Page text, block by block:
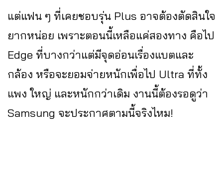
แต่แฟน ๆ ที่เคยชอบรุ่น Plus อาจต้องตัดสินใจ
ยากหน่อย เพราะตอนนี้เหลือแค่สองทาง คือไป
Edge ที่บางกว่าแต่มีจุดอ่อนเรื่องแบตและ
กล้อง หรือจะยอมจ่ายหนักเพื่อไป Ultra ที่ทั้ง
แพง ใหญ่ และหนักกว่าเดิม งานนี้ต้องรอดูว่า
Samsung จะประกาศตามนี้จริงไหม!